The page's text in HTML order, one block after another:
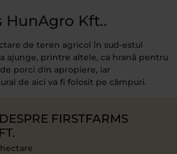
HunAgro Kft..
de teren agricol în sud-estul
ajunge, printre altele, ca hrană pentru
porci din apropiere, iar
de aici va fi folosit pe câmpuri.
FIRSTFARMS